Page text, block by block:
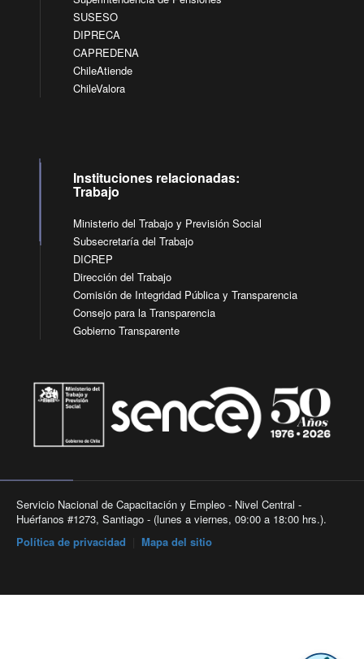
SUSESO
DIPRECA
CAPREDENA
ChileAtiende
ChileValora
Instituciones relacionadas:
Trabajo
Ministerio del Trabajo y Previsión Social
Subsecretaría del Trabajo
DICREP
Dirección del Trabajo
Comisión de Integridad Pública y Transparencia
Consejo para la Transparencia
Gobierno Transparente
Servicio Nacional de Capacitación y Empleo - Nivel Central -
Huérfanos #1273, Santiago - (lunes a viernes, 09:00 a 18:00 hrs.).
Política de privacidad
Mapa del sitio